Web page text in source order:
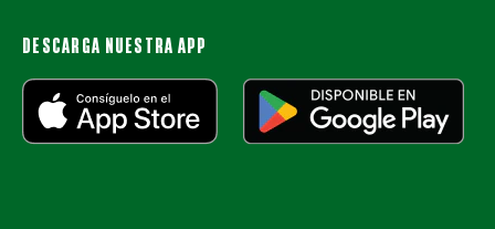
DESCARGA NUESTRA APP